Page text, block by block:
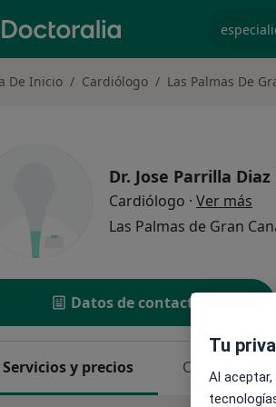
De Inicio Cardiólogo Las Palmas De
Dr. Jose Parrilla Diaz
Cardiólogo · Ver más
Las Palmas de Gran
Datos de contacto
Servicios y precios Consultas
Tu
Al